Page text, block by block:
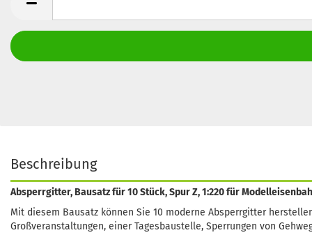
Beschreibung
Absperrgitter, Bausatz für 10 Stück, Spur Z, 1:220 für
Mit diesem Bausatz können Sie 10 moderne Absperrgitter
Großveranstaltungen, einer Tagesbaustelle, Sperrungen von